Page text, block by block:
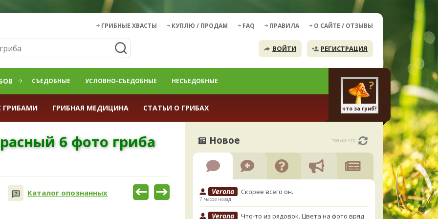
ГРИБНЫЕ ХВАСТЫ КУПЛЮ / ПРОДАМ FAQ ПРАВИЛА О САЙТЕ / ОТЗЫВЫ
ВОЙТИ РЕГИСТРАЦИЯ
СЪЕДОБНЫЕ УСЛОВНО-СЪЕДОБНЫЕ НЕСЪЕДОБНЫЕ
ГРИБАМИ ГРИБНАЯ МЕДИЦИНА СТАТЬИ О ГРИБАХ что за гриб?
6 фото гриба
Каталог опознанных
Новое только что
Verona Скорее всего он.
7 часов назад
Verona
Что-то из рядовок. Цвета на фото вряд